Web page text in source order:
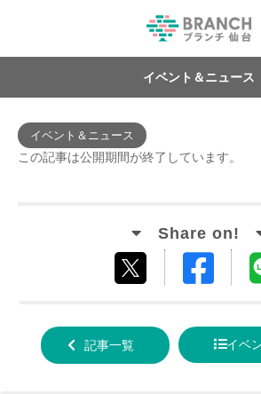
イベント＆ニュース
イベント＆ニュース
この記事は公開期間が終了しています。
する
記事一覧 イベ